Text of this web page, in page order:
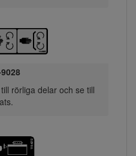
rörliga delar och se till